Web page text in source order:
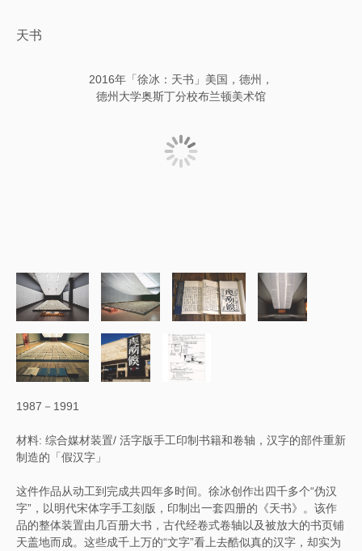
天书
2016年「徐冰：天书」美国，德州，
德州大学奥斯丁分校布兰顿美术馆
1987－1991
材料: 综合媒材装置/ 活字版手工印制书籍和卷轴，汉字的部件重新
制造的「假汉字」
这件作品从动工到完成共四年多时间。徐冰创作出四千多个“伪汉
字”，以明代宋体字手工刻版，印制出一套四册的《天书》。该作
品的整体装置由几百册大书，古代经卷式卷轴以及被放大的书页铺
天盖地而成。这些成千上万的“文字”看上去酷似真的汉字，却实为